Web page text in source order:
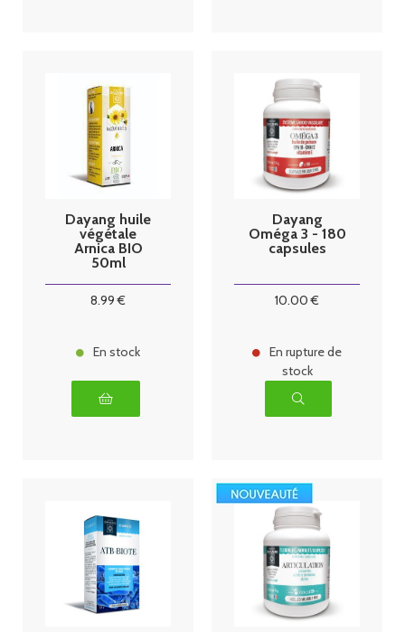
Dayang huile
végétale
Arnica BIO
50ml
8.99 €
En stock
Dayang
Oméga 3 - 180
capsules
10.00 €
En rupture de
stock